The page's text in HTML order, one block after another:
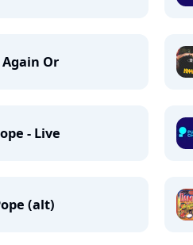
Or
- Live
(alt)